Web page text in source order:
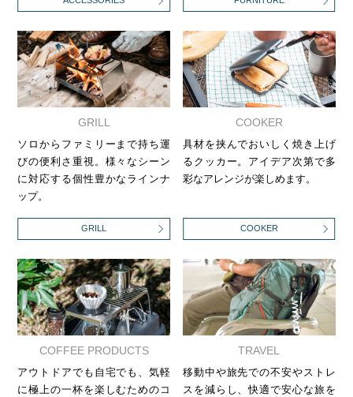
GRILL
ソロからファミリーまで持ち運
びの便利さ重視。様々なシーン
に対応する個性豊かなラインナ
ップ。
GRILL
COOKER
具材を挟んでおいしく焼き上げ
るクッカー。アイデア次第で多
彩なアレンジが楽しめます。
COOKER
COFFEE PRODUCTS
アウトドアでも自宅でも、気軽
に極上の一杯を楽しむためのコ
TRAVEL
移動中や旅先での不安やストレ
スを減らし、快適で安心な旅を